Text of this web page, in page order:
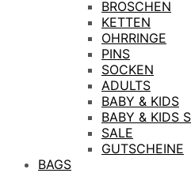
BROSCHEN
KETTEN
OHRRINGE
PINS
SOCKEN
ADULTS
BABY & KIDS
BABY & KIDS
SALE
GUTSCHEINE
BAGS